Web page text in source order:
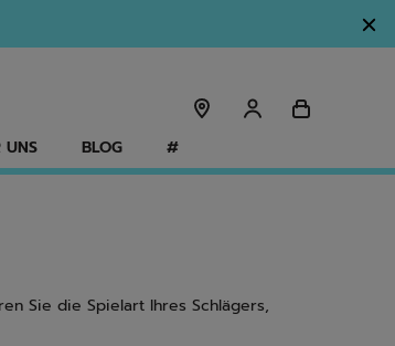
UNS BLOG #
Sie die Spielart Ihres Schlägers,